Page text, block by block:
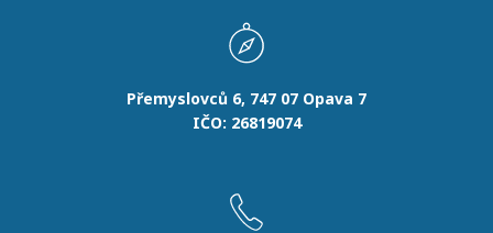
Přemyslovců 6, 747 07 Opava 7
IČO: 26819074